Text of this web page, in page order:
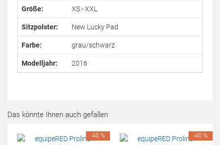
Größe: XS - XXL
Sitzpolster: New Lucky Pad
Farbe: grau/schwarz
Modelljahr: 2016
Das könnte Ihnen auch gefallen
-40 % -40 %